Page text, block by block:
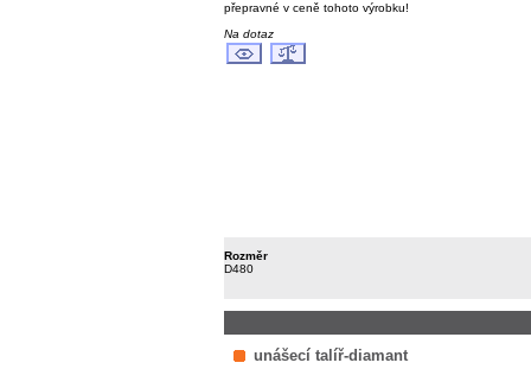
přepravné v ceně tohoto výrobku!
Na dotaz
Rozměr
D480
unášecí talíř-diamant